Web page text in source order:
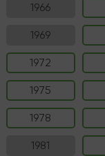
1966
1969
1972
1975
1978
1981